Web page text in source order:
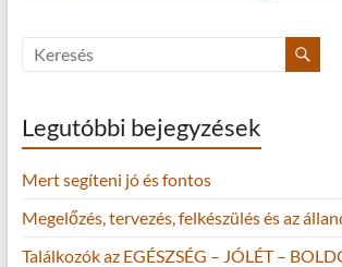
Legutóbbi bejegyzések
Mert segíteni jó és fontos
Megelőzés, tervezés, felkészülés és az
Találkozók az EGÉSZSÉG – JÓLÉT –